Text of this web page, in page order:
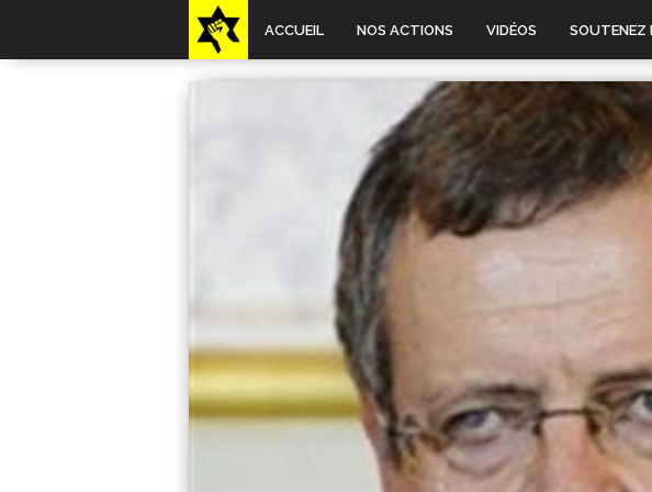
ACCUEIL NOS ACTIONS VIDÉOS SOUTENEZ